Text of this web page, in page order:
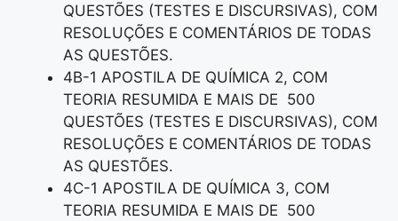
QUESTÕES (TESTES E DISCURSIVAS), COM
RESOLUÇÕES E COMENTÁRIOS DE TODAS
AS QUESTÕES.
4B-1 APOSTILA DE QUÍMICA 2, COM
TEORIA RESUMIDA E MAIS DE 500
QUESTÕES (TESTES E DISCURSIVAS), COM
RESOLUÇÕES E COMENTÁRIOS DE TODAS
AS QUESTÕES.
4C-1 APOSTILA DE QUÍMICA 3, COM
TEORIA RESUMIDA E MAIS DE 500